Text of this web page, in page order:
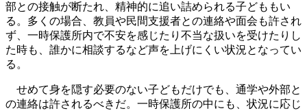
部との接触が断たれ、精神的に追い詰められる子どももい
る。多くの場合、教員や民間支援者との連絡や面会も許され
ず、一時保護所内で不安を感じたり不当な扱いを受けたりし
た時も、誰かに相談するなど声を上げにくい状況となってい
る。
せめて身を隠す必要のない子どもだけでも、通学や外部と
の連絡は許されるべきだ。一時保護所の中にも、状況に応じ